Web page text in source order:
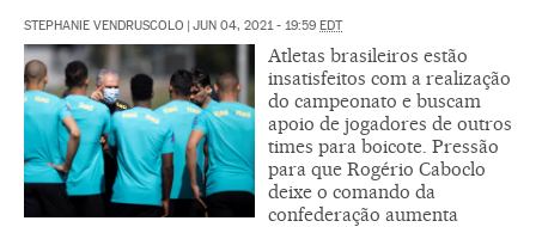
STEPHANIE VENDRUSCOLO | JUN 04, 2021 - 19:59 EDT
Atletas brasileiros estão
insatisfeitos com a realização
do campeonato e buscam
apoio de jogadores de outros
times para boicote. Pressão
para que Rogério Caboclo
deixe o comando da
confederação aumenta